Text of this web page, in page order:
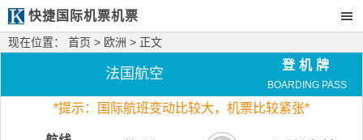
快捷国际机票机票
现在位置： 首页 > 欧洲 > 正文
法国航空
登机牌
BOARDING PASS
*提示：国际航班变动比较大， 机票比较紧张*